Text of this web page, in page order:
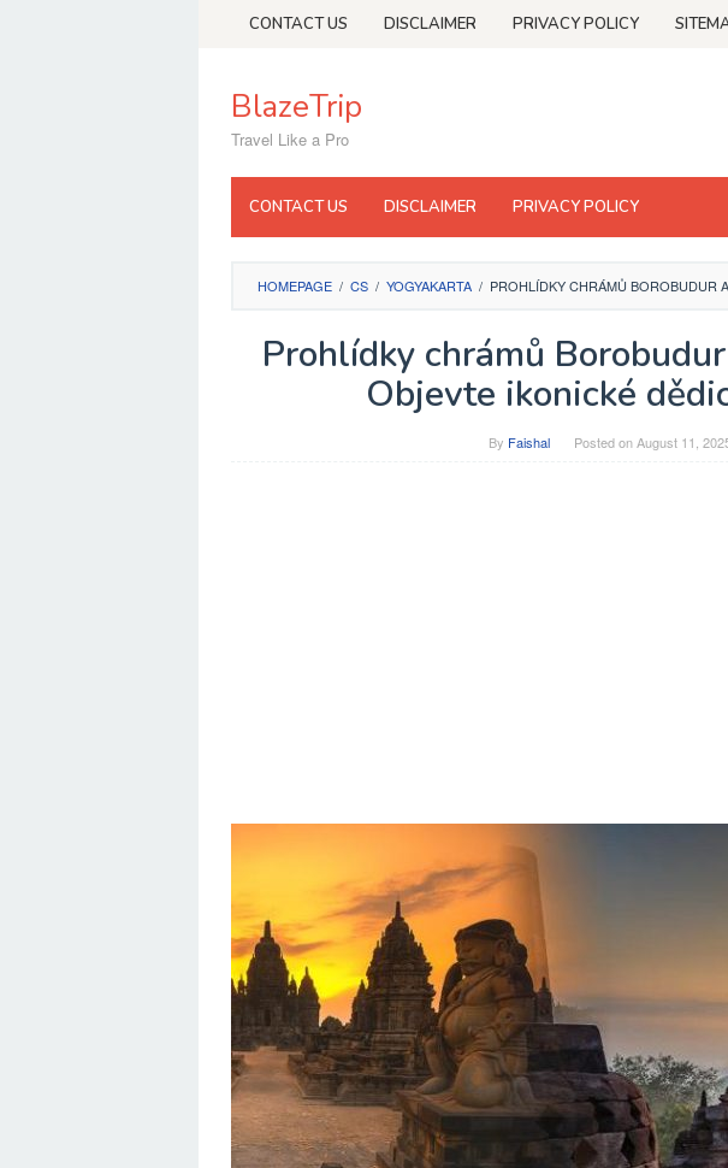
CONTACT US DISCLAIMER PRIVACY POLICY
BlazeTrip
Travel Like a Pro
CONTACT US DISCLAIMER PRIVACY POLICY
HOMEPAGE / CS / YOGYAKARTA / PROHLÍDKY CHRÁMŮ BOROBUDUR
Prohlídky chrámů
Objevte ikonické
By Faishal Posted onAugust 11,